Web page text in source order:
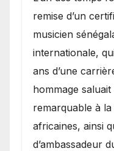
remise d’un
musicien
internationale,
ans d’une
hommage
remarquable à
africaines, ainsi
d’ambassadeur